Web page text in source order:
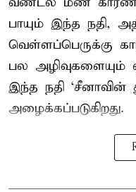
பாயும் இந்த நதி,
வெள்ளப்பெருக்கு
பல அழிவுகளையும்
இந்த நதி ‘சீனாவின்
அழைக்கப்படுகிறது.